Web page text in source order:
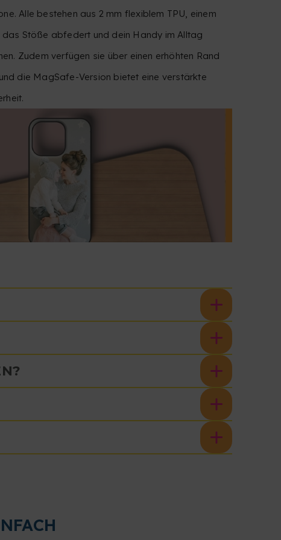
Alle bestehen aus 2 mm flexiblem TPU, einem
Stöße abfedert und dein Handy im Alltag
Zudem verfügen sie über einen erhöhten Rand
die MagSafe-Version bietet eine verstärkte